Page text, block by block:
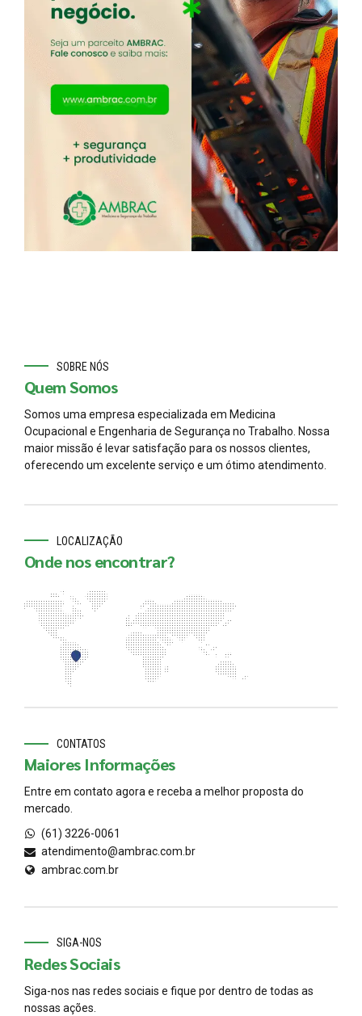
SOBRE NÓS
Quem Somos
Somos uma empresa especializada em Medicina
Ocupacional e Engenharia de Segurança no Trabalho. Nossa
maior missão é levar satisfação para os nossos clientes,
oferecendo um excelente serviço e um ótimo atendimento.
LOCALIZAÇÃO
Onde nos encontrar?
CONTATOS
Maiores Informações
Entre em contato agora e receba a melhor proposta do
mercado.
(61) 3226-0061
atendimento@ambrac.com.br
ambrac.com.br
SIGA-NOS
Redes Sociais
Siga-nos nas redes sociais e fique por dentro de todas as
nossas ações.